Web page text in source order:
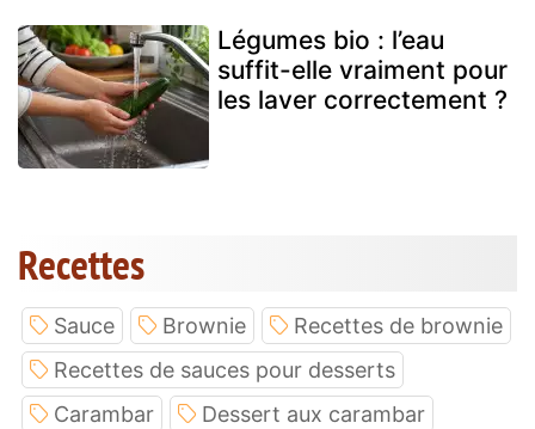
Légumes bio : l’eau
suffit-elle vraiment pour
les laver correctement ?
Recettes
Sauce Brownie
Recettes de brownie
Recettes de sauces pour desserts
Carambar
Dessert aux carambar